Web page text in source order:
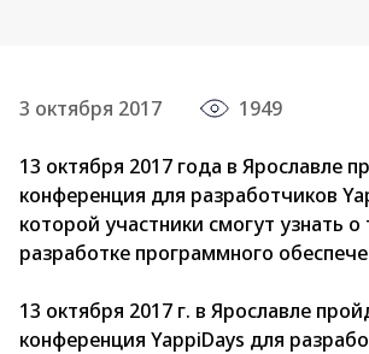
3 октября 2017 1949
13 октября 2017 года в Ярославле
конференция для разработчиков
которой участники смогут узнать о
разработке программного
13 октября 2017 г. в Ярославле
конференция YappiDays для